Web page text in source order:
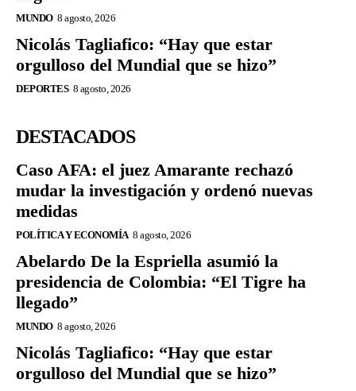
MUNDO 8 agosto, 2026
Nicolás Tagliafico: “Hay que estar
orgulloso del Mundial que se hizo”
DEPORTES 8 agosto, 2026
DESTACADOS
Caso AFA: el juez Amarante rechazó
mudar la investigación y ordenó nuevas
medidas
POLÍTICA Y ECONOMÍA 8 agosto, 2026
Abelardo De la Espriella asumió la
presidencia de Colombia: “El Tigre ha
llegado”
MUNDO 8 agosto, 2026
Nicolás Tagliafico: “Hay que estar
orgulloso del Mundial que se hizo”